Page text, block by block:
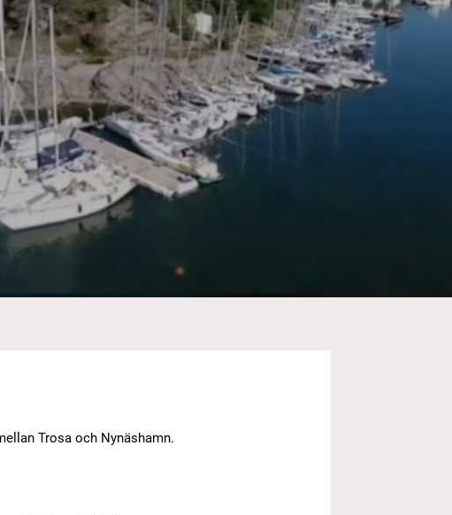
Trosa och Nynäshamn.